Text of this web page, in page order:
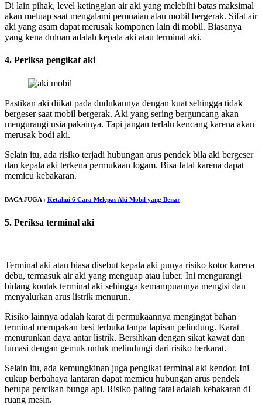
Di lain pihak, level ketinggian air aki yang melebihi batas maksimal
akan meluap saat mengalami pemuaian atau mobil bergerak. Sifat air
aki yang asam dapat merusak komponen lain di mobil. Biasanya
yang kena duluan adalah kepala aki atau terminal aki.
4. Periksa pengikat aki
Pastikan aki diikat pada dudukannya dengan kuat sehingga tidak
bergeser saat mobil bergerak. Aki yang sering berguncang akan
mengurangi usia pakainya. Tapi jangan terlalu kencang karena akan
merusak bodi aki.
Selain itu, ada risiko terjadi hubungan arus pendek bila aki bergeser
dan kepala aki terkena permukaan logam. Bisa fatal karena dapat
memicu kebakaran.
BACA JUGA : Ketahui 6 Cara Melepas Aki Mobil yang Benar
5. Periksa terminal aki
Terminal aki atau biasa disebut kepala aki punya risiko kotor karena
debu, termasuk air aki yang menguap atau luber. Ini mengurangi
bidang kontak terminal aki sehingga kemampuannya mengisi dan
menyalurkan arus listrik menurun.
Risiko lainnya adalah karat di permukaannya mengingat bahan
terminal merupakan besi terbuka tanpa lapisan pelindung. Karat
menurunkan daya antar listrik. Bersihkan dengan sikat kawat dan
lumasi dengan gemuk untuk melindungi dari risiko berkarat.
Selain itu, ada kemungkinan juga pengikat terminal aki kendor. Ini
cukup berbahaya lantaran dapat memicu hubungan arus pendek
berupa percikan bunga api. Risiko paling fatal adalah kebakaran di
ruang mesin.